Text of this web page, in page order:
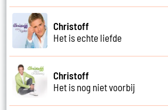
Christoff
Het is echte liefde
Christoff
Het is nog niet voorbij